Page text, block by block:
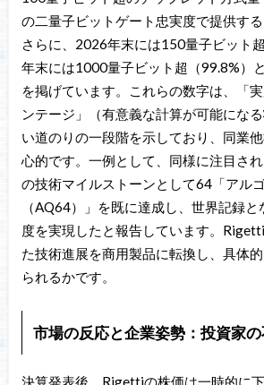
の二量子ビットゲート忠実度で提供する
さらに、2026年末には150量子ビット
年末には1000量子ビット超（99.8%）
を掲げています。これらの数字は、「
ンテージ」（有意義な計算が可能にな
い道のりの一段階を示しており、同業
心的です。一例として、同様に注目さ
の技術マイルストーンとして64「アル
（AQ64）」を既に達成し、世界記録
度を実現したと報告しています。
た技術進展を商用製品に転換し、具体
られるかです。
市場の反応と企業姿勢：投資家
決算発表後、Rigettiの株価は一時的に